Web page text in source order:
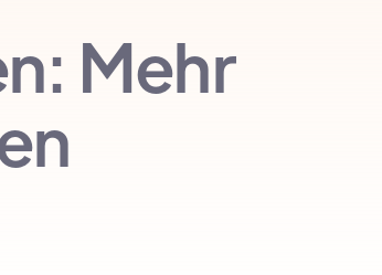
Mehr